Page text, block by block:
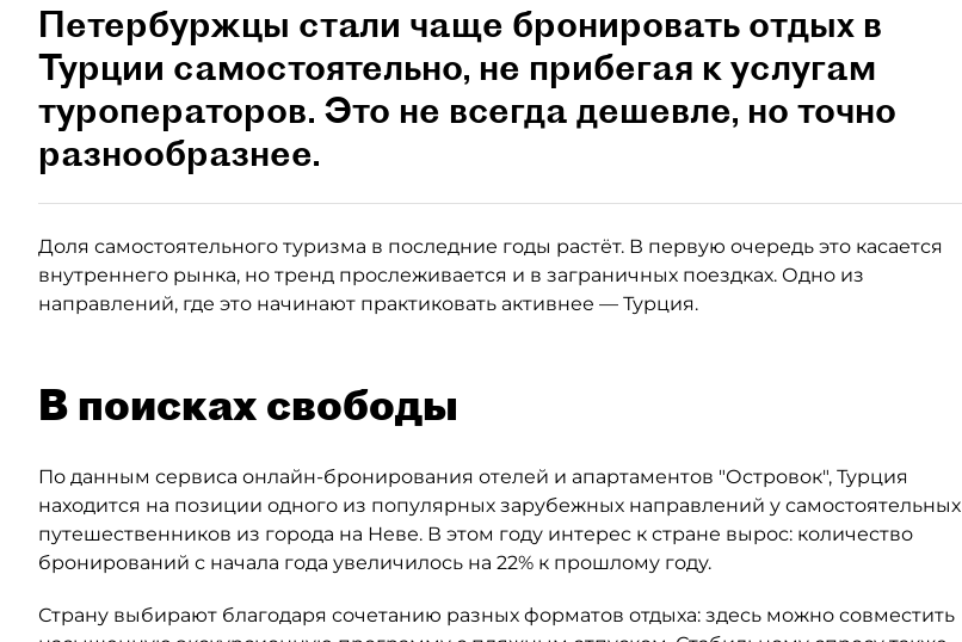
Петербуржцы стали чаще бронировать отдых в
Турции самостоятельно, не прибегая к услугам
туроператоров. Это не всегда дешевле, но точно
разнообразнее.
Доля самостоятельного туризма в последние годы растёт. В первую очередь это касается
внутреннего рынка, но тренд прослеживается и в заграничных поездках. Одно из
направлений, где это начинают практиковать активнее — Турция.
В поисках свободы
По данным сервиса онлайн-бронирования отелей и апартаментов "Островок", Турция
находится на позиции одного из популярных зарубежных направлений у самостоятельных
путешественников из города на Неве. В этом году интерес к стране вырос: количество
бронирований с начала года увеличилось на 22% к прошлому году.
Страну выбирают благодаря сочетанию разных форматов отдыха: здесь можно совместить